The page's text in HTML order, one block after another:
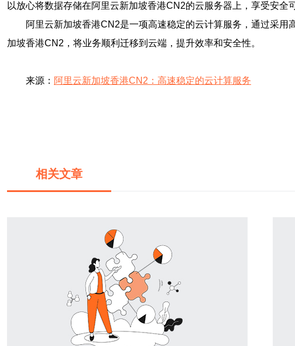
以放心将数据存储在阿里云新加坡香港CN2的云服务器上，享受安全
阿里云新加坡香港CN2是一项高速稳定的云计算服务，通过采
加坡香港CN2，将业务顺利迁移到云端，提升效率和安全性。
来源： 阿里云新加坡香港CN2：高速稳定的云计算服务
相关文章